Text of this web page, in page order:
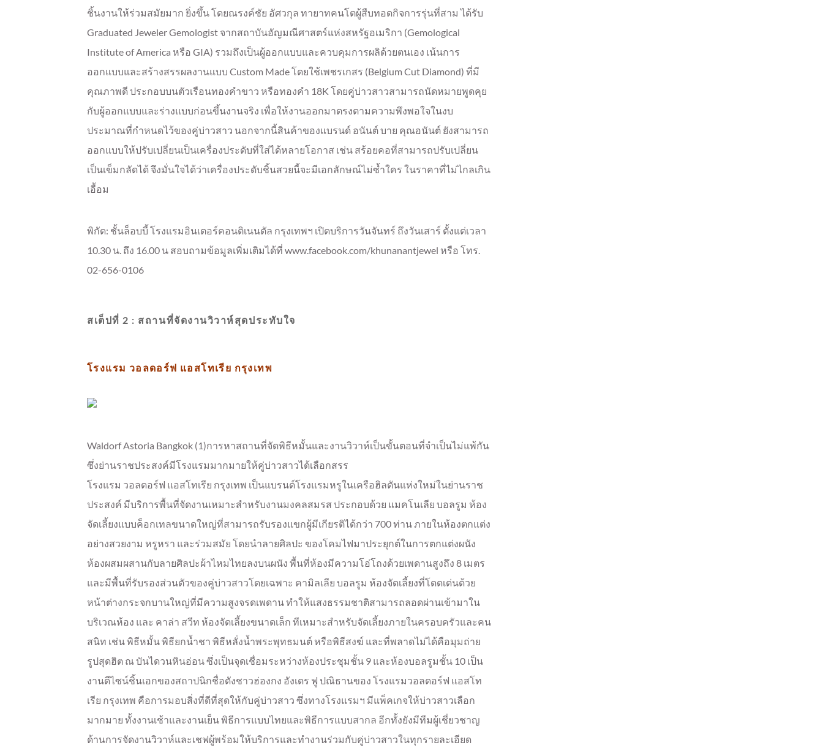
ชิ้นงานให้ร่วมสมัยมาก ยิ่งขึ้น โดยณรงค์ชัย อัศวกุล ทายาทคนโตผู้สืบทอดกิจการรุ่นที่สาม ได้รับ
Graduated Jeweler Gemologist จากสถาบันอัญมณีศาสตร์แห่งสหรัฐอเมริกา (Gemological
Institute of America หรือ GIA) รวมถึงเป็นผู้ออกแบบและควบคุมการผลิด้วยตนเอง เน้นการ
ออกแบบและสร้างสรรผลงานแบบ Custom Made โดยใช้เพชรเกสร (Belgium Cut Diamond) ที่มี
คุณภาพดี ประกอบบนตัวเรือนทองคำขาว หรือทองคำ 18K โดยคู่บ่าวสาวสามารถนัดหมายพูดคุย
กับผู้ออกแบบและร่างแบบก่อนขึ้นงานจริง เพื่อให้งานออกมาตรงตามความพึงพอใจในงบ
ประมาณที่กำหนดไว้ของคู่บ่าวสาว นอกจากนี้สินค้าของแบรนด์ อนันต์ บาย คุณอนันต์ ยังสามารถ
ออกแบบให้ปรับเปลี่ยนเป็นเครื่องประดับที่ใส่ได้หลายโอกาส เช่น สร้อยคอที่สามารถปรับเปลี่ยน
เป็นเข็มกลัดได้ จึงมั่นใจได้ว่าเครื่องประดับชิ้นสวยนี้จะมีเอกลักษณ์ไม่ซ้ำใคร ในราคาที่ไม่ไกลเกิน
เอื้อม
พิกัด: ชั้นล็อบบี้ โรงแรมอินเตอร์คอนติเนนตัล กรุงเทพฯ เปิดบริการวันจันทร์ ถึงวันเสาร์ ตั้งแต่เวลา
10.30 น. ถึง 16.00 น สอบถามข้อมูลเพิ่มเติมได้ที่ www.facebook.com/khunanantjewel หรือ โทร.
02-656-0106
สเต็ปที่ 2 : สถานที่จัดงานวิวาห์สุดประทับใจ
โรงแรม วอลดอร์ฟ แอสโทเรีย กรุงเทพ
Waldorf Astoria Bangkok (1)การหาสถานที่จัดพิธีหมั้นและงานวิวาห์เป็นขั้นตอนที่จำเป็นไม่แพ้กัน
ซึ่งย่านราชประสงค์มีโรงแรมมากมายให้คู่บ่าวสาวได้เลือกสรร
โรงแรม วอลดอร์ฟ แอสโทเรีย กรุงเทพ เป็นแบรนด์โรงแรมหรูในเครือฮิลตันแห่งใหม่ในย่านราช
ประสงค์ มีบริการพื้นที่จัดงานเหมาะสำหรับงานมงคลสมรส ประกอบด้วย แมคโนเลีย บอลรูม ห้อง
จัดเลี้ยงแบบค็อกเทลขนาดใหญ่ที่สามารถรับรองแขกผู้มีเกียรติได้กว่า 700 ท่าน ภายในห้องตกแต่ง
อย่างสวยงาม หรูหรา และร่วมสมัย โดยนำลายศิลปะ ของโคมไฟมาประยุกต์ในการตกแต่งผนัง
ห้องผสมผสานกับลายศิลปะผ้าไหมไทยลงบนผนัง พื้นที่ห้องมีความโอ่โถงด้วยเพดานสูงถึง 8 เมตร
และมีพื้นที่รับรองส่วนตัวของคู่บ่าวสาวโดยเฉพาะ คามิลเลีย บอลรูม ห้องจัดเลี้ยงที่โดดเด่นด้วย
หน้าต่างกระจกบานใหญ่ที่มีความสูงจรดเพดาน ทำให้แสงธรรมชาติสามารถลอดผ่านเข้ามาใน
บริเวณห้อง และ คาล่า สวีท ห้องจัดเลี้ยงขนาดเล็ก ทีเหมาะสำหรับจัดเลี้ยงภายในครอบครัวและคน
สนิท เช่น พิธีหมั้น พิธียกน้ำชา พิธีหลั่งน้ำพระพุทธมนต์ หรือพิธีสงฆ์ และที่พลาดไม่ได้คือมุมถ่าย
รูปสุดฮิต ณ บันไดวนหินอ่อน ซึ่งเป็นจุดเชื่อมระหว่างห้องประชุมชั้น 9 และห้องบอลรูมชั้น 10 เป็น
งานดีไซน์ชิ้นเอกของสถาปนิกชื่อดังชาวฮ่องกง อังเดร ฟู ปณิธานของ โรงแรมวอลดอร์ฟ แอสโท
เรีย กรุงเทพ คือการมอบสิ่งที่ดีที่สุดให้กับคู่บ่าวสาว ซึ่งทางโรงแรมฯ มีแพ็คเกจให้บ่าวสาวเลือก
มากมาย ทั้งงานเช้าและงานเย็น พิธีการแบบไทยและพิธีการแบบสากล อีกทั้งยังมีทีมผู้เชี่ยวชาญ
ด้านการจัดงานวิวาห์และเชฟผู้พร้อมให้บริการและทำงานร่วมกับคู่บ่าวสาวในทุกรายละเอียด